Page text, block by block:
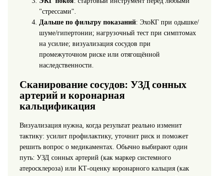
"стрессами".
Дальше по фильтру показаний: ЭхоКГ при одышке/
шуме/гипертонии; нагрузочный тест при симптомах
на усилие; визуализация сосудов при
промежуточном риске или отягощённой
наследственности.
Сканирование сосудов: УЗД сонных
артерий и коронарная
кальцификация
Визуализация нужна, когда результат реально изменит
тактику: усилит профилактику, уточнит риск и поможет
решить вопрос о медикаментах. Обычно выбирают один
путь: УЗД сонных артерий (как маркер системного
атеросклероза) или КТ‑оценку коронарного кальция (как